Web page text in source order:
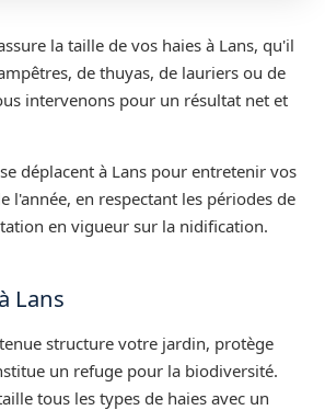
la taille de vos haies à Lans, qu'il
de thuyas, de lauriers ou de
intervenons pour un résultat net et
déplacent à Lans pour entretenir vos
l'année, en respectant les périodes de
en vigueur sur la nidification.
Lans
structure votre jardin, protège
un refuge pour la biodiversité.
tous les types de haies avec un